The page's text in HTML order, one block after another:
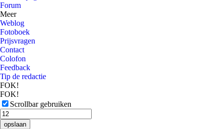
Forum
Meer
Weblog
Fotoboek
Prijsvragen
Contact
Colofon
Feedback
Tip de redactie
FOK!
FOK!
Scrollbar gebruiken
opslaan